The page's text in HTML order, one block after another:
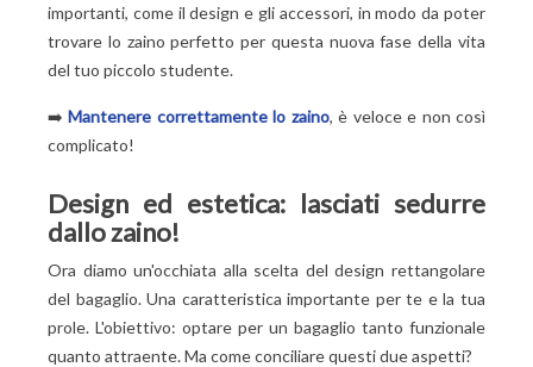
importanti, come il design e gli accessori, in modo da poter
trovare lo zaino perfetto per questa nuova fase della vita
del tuo piccolo studente.
➡️Mantenere correttamente lo zaino, è veloce e non così
complicato!
Design ed estetica: lasciati sedurre
dallo zaino!
Ora diamo un'occhiata alla scelta del design rettangolare
del bagaglio. Una caratteristica importante per te e la tua
prole. L'obiettivo: optare per un bagaglio tanto funzionale
quanto attraente. Ma come conciliare questi due aspetti?